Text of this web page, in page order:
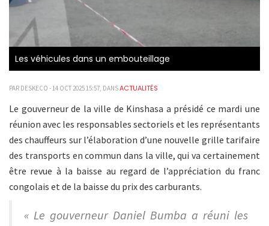
Les véhicules dans un embouteillage
PAR DESKECO - 14 OCT 2025 15:57, DANSACTUALITÉS
Le gouverneur de la ville de Kinshasa a présidé ce mardi une
réunion avec les responsables sectoriels et les représentants
des chauffeurs sur l’élaboration d’une nouvelle grille tarifaire
des transports en commun dans la ville, qui va certainement
être revue à la baisse au regard de l’appréciation du franc
congolais et de la baisse du prix des carburants.
« Le gouverneur Daniel Bumba a réuni les